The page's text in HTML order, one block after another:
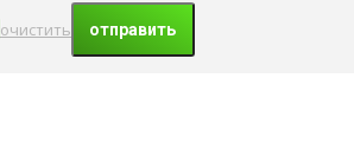
очистить